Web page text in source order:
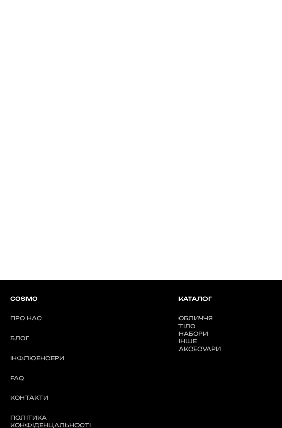
COSMO
ПРО НАС
БЛОГ
ІНФЛЮЕНСЕРИ
FAQ
КОНТАКТИ
ПОЛІТИКА
КОНФІДЕНЦАЛЬНОСТІ
КАТАЛОГ
ОБЛИЧЧЯ
ТІЛО
НАБОРИ
ІНШЕ
АКСЕСУАРИ